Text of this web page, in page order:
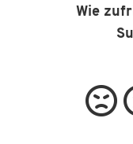
Wie